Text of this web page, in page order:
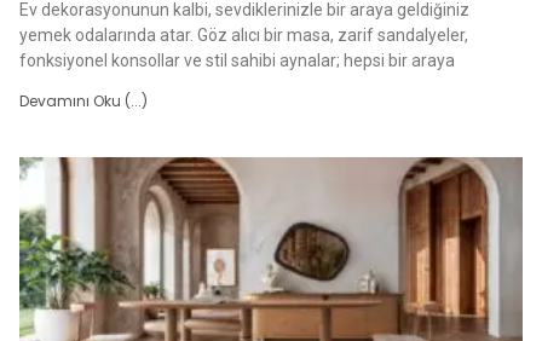
Ev dekorasyonunun kalbi, sevdiklerinizle bir araya geldiğiniz
yemek odalarında atar. Göz alıcı bir masa, zarif sandalyeler,
fonksiyonel konsollar ve stil sahibi aynalar; hepsi bir araya
Devamını Oku (...)